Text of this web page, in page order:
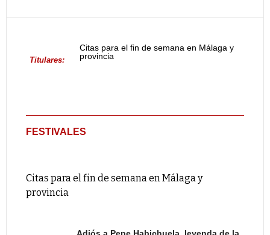
Titulares:
Citas para el fin de semana en Málaga y
provincia
FESTIVALES
Citas para el fin de semana en Málaga y
provincia